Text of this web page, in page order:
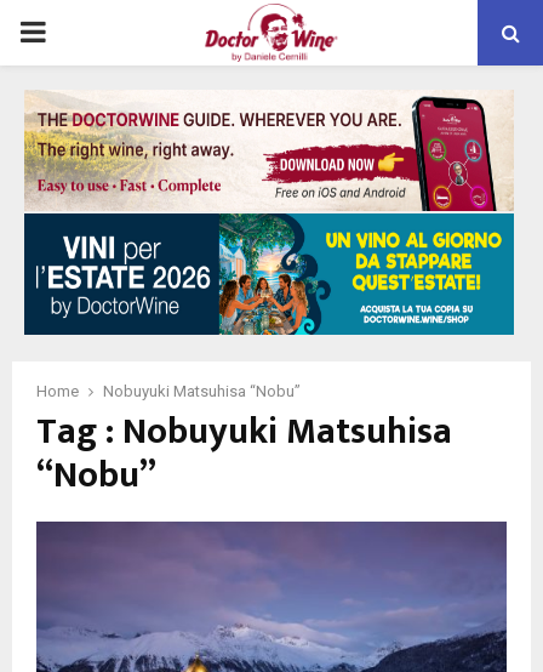
PRIMARY
MENU
Home Nobuyuki Matsuhisa “Nobu”
Tag : Nobuyuki Matsuhisa
“Nobu”